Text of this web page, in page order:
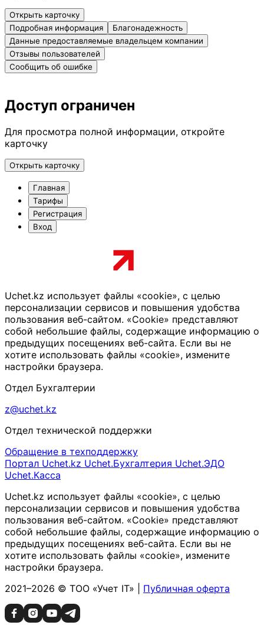
Открыть карточку
Подробная информация
Благонадежность
Данные предоставляемые владельцем компании
Отзывы пользователей
Сообщить об ошибке
Доступ ограничен
Для просмотра полной информации, откройте
карточку
Открыть карточку
Главная
Тарифы
Регистрация
Вход
Uchet.kz использует файлы «cookie», с целью
персонализации сервисов и повышения удобства
пользования веб-сайтом. «Cookie» представляют
собой небольшие файлы, содержащие информацию о
предыдущих посещениях веб-сайта. Если вы не
хотите использовать файлы «cookie», измените
настройки браузера.
Отдел Бухгалтерии
z@uchet.kz
Отдел технической поддержки
Обращение в техподдержку
Портал Uchet.kz Uchet.Бухгалтерия Uchet.ЭДО
Uchet.Касса
Uchet.kz использует файлы «cookie», с целью
персонализации сервисов и повышения удобства
пользования веб-сайтом. «Cookie» представляют
собой небольшие файлы, содержащие информацию о
предыдущих посещениях веб-сайта. Если вы не
хотите использовать файлы «cookie», измените
настройки браузера.
2021–2026 © ТОО «Учет IT» | Публичная оферта